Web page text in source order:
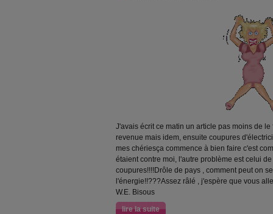
J'avais écrit ce matin un article pas moins de
revenue mais idem, ensuite coupures
mes chériesça commence à bien faire c'est
étaient contre moi, l'autre problème est celui
coupures!!!!Drôle de pays , comment peut on
l'énergie!!???Assez râlé , j'espère que vous
W.E. Bisous
lire la suite